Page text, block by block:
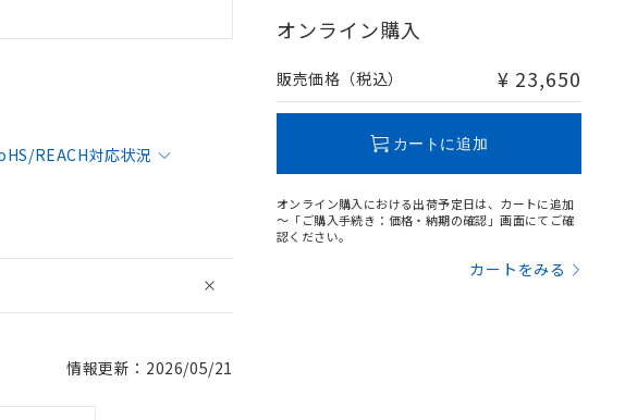
REACH対応状況
情報更新：2026/05/21
オンライン購入
販売価格（税込） ¥ 23,650
カートに追加
オンライン購入における出荷予定日は、カートに追加
～「ご購入手続き：価格・納期の確認」画面にてご確
認ください。
カートをみる